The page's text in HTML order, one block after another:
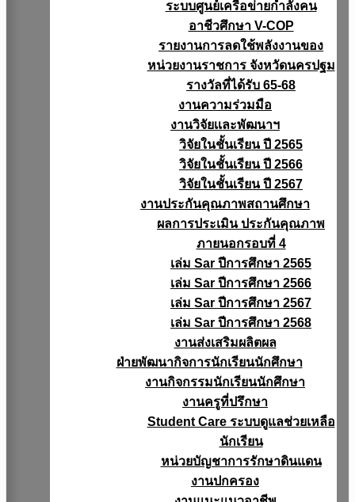
ระบบศูนย์เครือข่ายกำลังคน
อาชีวศึกษา V-COP
รายงานการลดใช้พลังงานของ
หน่วยงานราชการ จังหวัดนครปฐม
รางวัลที่ได้รับ 65-68
งานความร่วมมือ
งานวิจัยเเละพัฒนาฯ
วิจัยในชั้นเรียน ปี 2565
วิจัยในชั้นเรียน ปี 2566
วิจัยในชั้นเรียน ปี 2567
งานประกันคุณภาพสถานศึกษา
ผลการประเมิน ประกันคุณภาพ
ภายนอกรอบที่ 4
เล่ม Sar ปีการศึกษา 2565
เล่ม Sar ปีการศึกษา 2566
เล่ม Sar ปีการศึกษา 2567
เล่ม Sar ปีการศึกษา 2568
งานส่งเสริมผลิตผล
ฝ่ายพัฒนากิจการนักเรียนนักศึกษา
งานกิจกรรมนักเรียนนักศึกษา
งานครูที่ปรึกษา
Student Care ระบบดูแลช่วยเหลือ
นักเรียน
หน่วยบัญชาการรักษาดินแดน
งานปกครอง